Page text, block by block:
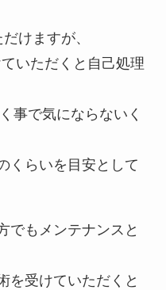
けますが、
いただくと自己処理
事で気にならないく
くらいを目安として
でもメンテナンスと
を受けていただくと